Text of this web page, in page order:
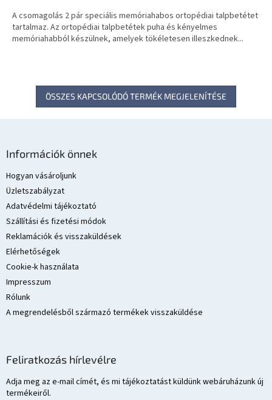
A csomagolás 2 pár speciális memóriahabos ortopédiai talpbetétet
tartalmaz. Az ortopédiai talpbetétek puha és kényelmes
memóriahabból készülnek, amelyek tökéletesen illeszkednek...
ÖSSZES KAPCSOLÓDÓ TERMÉK MEGJELENÍTÉSE
Információk önnek
Hogyan vásároljunk
Üzletszabályzat
Adatvédelmi tájékoztató
Szállítási és fizetési módok
Reklamációk és visszaküldések
Elérhetőségek
Cookie-k használata
Impresszum
Rólunk
A megrendelésből származó termékek visszaküldése
Feliratkozás hírlevélre
Adja meg az e-mail címét, és mi tájékoztatást küldünk webáruházunk új
termékeiről.